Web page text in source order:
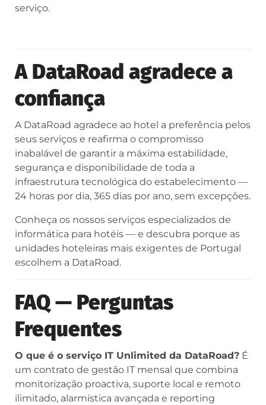
serviço.
A DataRoad agradece a
confiança
A DataRoad agradece ao hotel a preferência pelos
seus serviços e reafirma o compromisso
inabalável de garantir a máxima estabilidade,
segurança e disponibilidade de toda a
infraestrutura tecnológica do estabelecimento —
24 horas por dia, 365 dias por ano, sem excepções.
Conheça os nossos serviços especializados de
informática para hotéis — e descubra porque as
unidades hoteleiras mais exigentes de Portugal
escolhem a DataRoad.
FAQ — Perguntas
Frequentes
O que é o serviço IT Unlimited da DataRoad? É
um contrato de gestão IT mensal que combina
monitorização proactiva, suporte local e remoto
ilimitado, alarmística avançada e reporting